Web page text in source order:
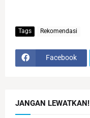
Tags Rekomendasi
Facebook
JANGAN LEWATKAN!